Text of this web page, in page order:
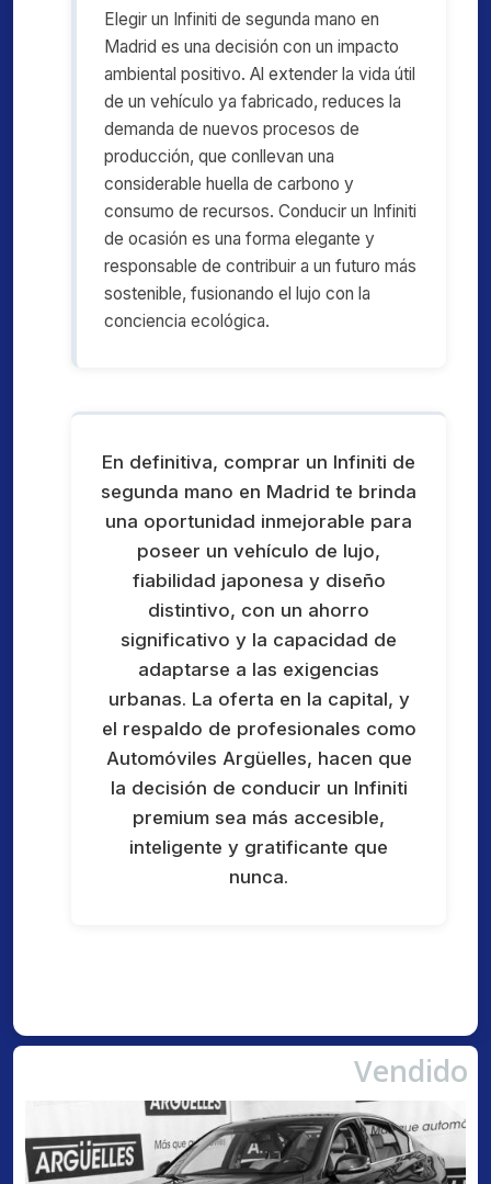
Elegir un Infiniti de segunda mano en
Madrid es una decisión con un impacto
ambiental positivo. Al extender la vida útil
de un vehículo ya fabricado, reduces la
demanda de nuevos procesos de
producción, que conllevan una
considerable huella de carbono y
consumo de recursos. Conducir un Infiniti
de ocasión es una forma elegante y
responsable de contribuir a un futuro más
sostenible, fusionando el lujo con la
conciencia ecológica.
En definitiva, comprar un Infiniti de
segunda mano en Madrid te brinda
una oportunidad inmejorable para
poseer un vehículo de lujo,
fiabilidad japonesa y diseño
distintivo, con un ahorro
significativo y la capacidad de
adaptarse a las exigencias
urbanas. La oferta en la capital, y
el respaldo de profesionales como
Automóviles Argüelles, hacen que
la decisión de conducir un Infiniti
premium sea más accesible,
inteligente y gratificante que
nunca.
Vendido